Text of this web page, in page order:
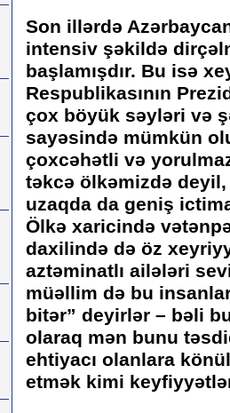
Son illərdə
intensiv şəkildə
başlamışdır. Bu isə
Respublikasının
çox böyük səyləri və
sayəsində mümkün
çoxcəhətli və
təkcə ölkəmizdə
uzaqda da geniş
Ölkə xaricində
daxilində də öz
aztəminatlı ailələri
müəllim də bu
bitər” deyirlər – bəli
olaraq mən bunu
ehtiyacı olanlara
etmək kimi